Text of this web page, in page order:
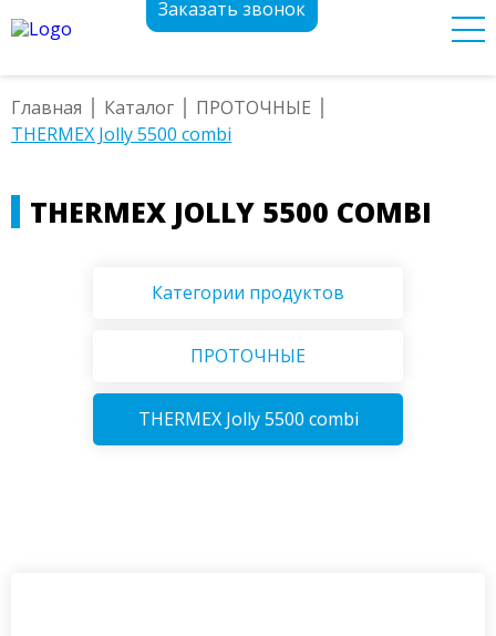
Заказать звонок
Главная Каталог
ПРОТОЧНЫЕ
THERMEX Jolly 5500 combi
THERMEX JOLLY 5500 COMBI
Категории продуктов
ПРОТОЧНЫЕ
THERMEX Jolly 5500 combi